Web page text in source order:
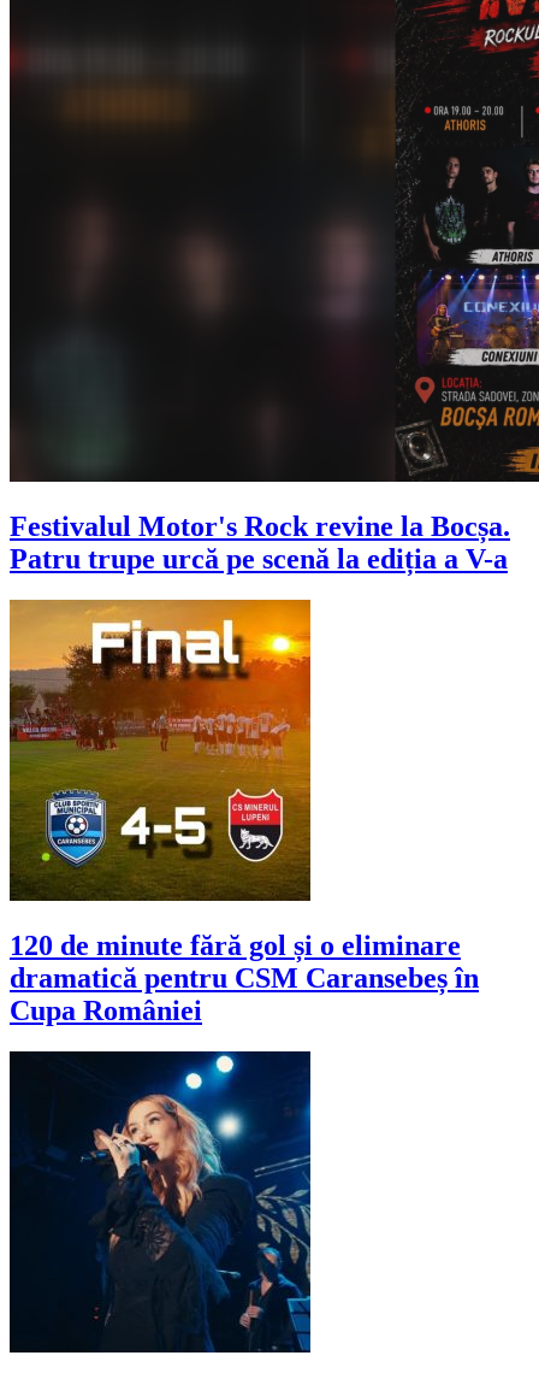
Festivalul Motor's Rock revine la Bocșa.
Patru trupe urcă pe scenă la ediția a V-a
120 de minute fără gol și o eliminare
dramatică pentru CSM Caransebeș în
Cupa României